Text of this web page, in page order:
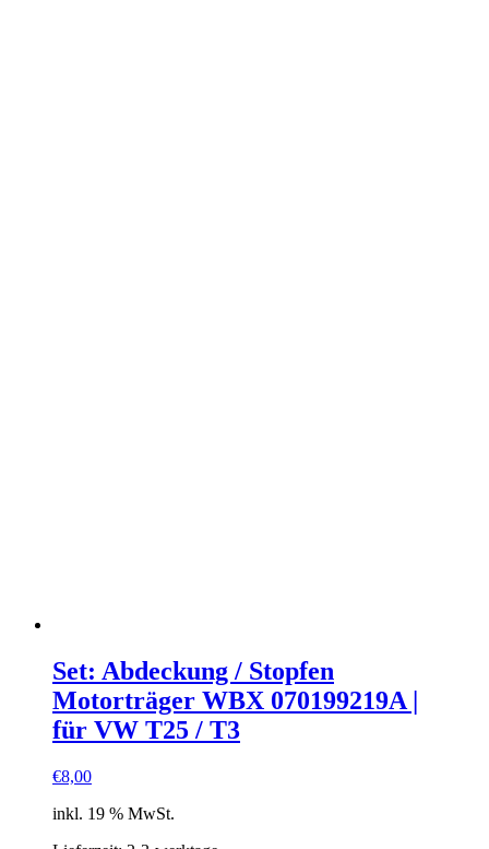
Set: Abdeckung / Stopfen
Motorträger WBX 070199219A |
für VW T25 / T3
€8,00
inkl. 19 % MwSt.